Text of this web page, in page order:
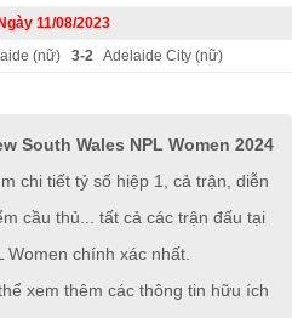
11/08/2023
(nữ) 3-2 Adelaide City (nữ)
South Wales NPL Women 2024
chi tiết tỷ số hiệp 1, cả trận, diễn
cầu thủ... tất cả các trận đấu tại
Women chính xác nhất.
xem thêm các thông tin hữu ích